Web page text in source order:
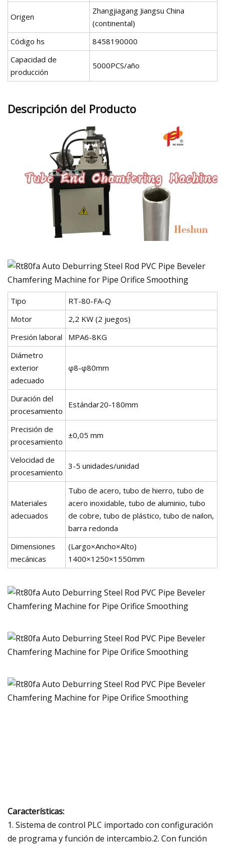
Origen
Zhangjiagang Jiangsu China
(continental)
Código hs
8458190000
Capacidad de
producción
5000PCS/año
Descripción del Producto
Tipo
RT-80-FA-Q
Motor
2,2 KW (2 juegos)
Presión laboral
MPA6-8KG
Diámetro
exterior
adecuado
φ8-φ80mm
Duración del
procesamiento
Estándar20-180mm
Precisión de
procesamiento
±0,05 mm
Velocidad de
procesamiento
3-5 unidades/unidad
Materiales
adecuados
Tubo de acero, tubo de hierro, tubo de
acero inoxidable, tubo de aluminio, tubo
de cobre, tubo de plástico, tubo de nailon,
barra redonda
Dimensiones
mecánicas
(Largo×Ancho×Alto)
1400×1250×1550mm
Características:
1. Sistema de control PLC importado con configuración
de programa y función de intercambio.2. Con función